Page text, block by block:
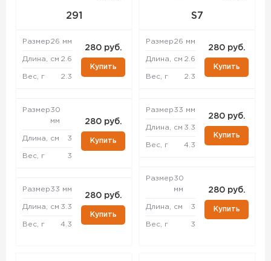
291
Размер26 мм
Длина, см 2.6
Вес, г 2.3
280 руб.
Купить
Размер30
мм
Длина, см 3
Вес, г 3
280 руб.
Купить
Размер33 мм
Длина, см 3.3
Вес, г 4.3
280 руб.
Купить
S7
Размер26 мм
Длина, см 2.6
Вес, г 2.3
280 руб.
Купить
Размер33 мм
Длина, см 3.3
Вес, г 4.3
280 руб.
Купить
Размер30
мм
Длина, см 3
Вес, г 3
280 руб.
Купить